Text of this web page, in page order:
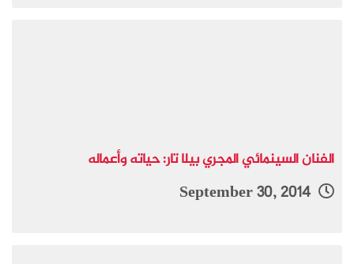
الفنان السينمائي المجري بيلا تار: حياته وأعماله